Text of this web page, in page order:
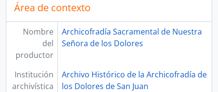
Área de contexto
Nombre
del
productor
Archicofradía Sacramental de Nuestra
Señora de los Dolores
Institución
archivística
Archivo Histórico de la Archicofradía de
los Dolores de San Juan